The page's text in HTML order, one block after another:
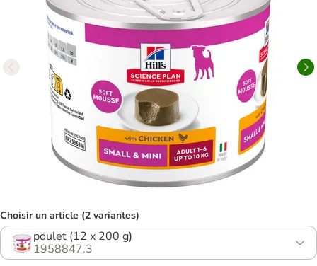
Choisir un article (2 variantes)
poulet (12 x 200 g)
1958847.3